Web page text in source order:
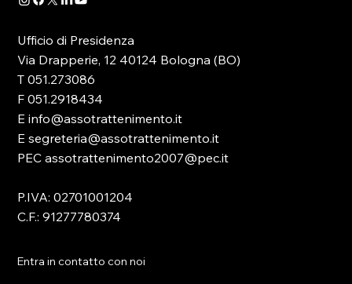
Ufficio di Presidenza
Via Drapperie, 12 40124 Bologna (BO)
T 051.273086
F 051.2918434
E info@assotrattenimento.it
E segreteria@assotrattenimento.it
PEC assotrattenimento2007@pec.it
P.IVA: 02701001204
C.F.: 91277780374
Entra in contatto con noi